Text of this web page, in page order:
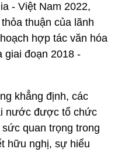
- Việt Nam 2022,
thuận của lãnh
hợp tác văn hóa
giai đoạn 2018 -
khẳng định, các
nước được tổ chức
quan trọng trong
hữu nghị, sự hiểu